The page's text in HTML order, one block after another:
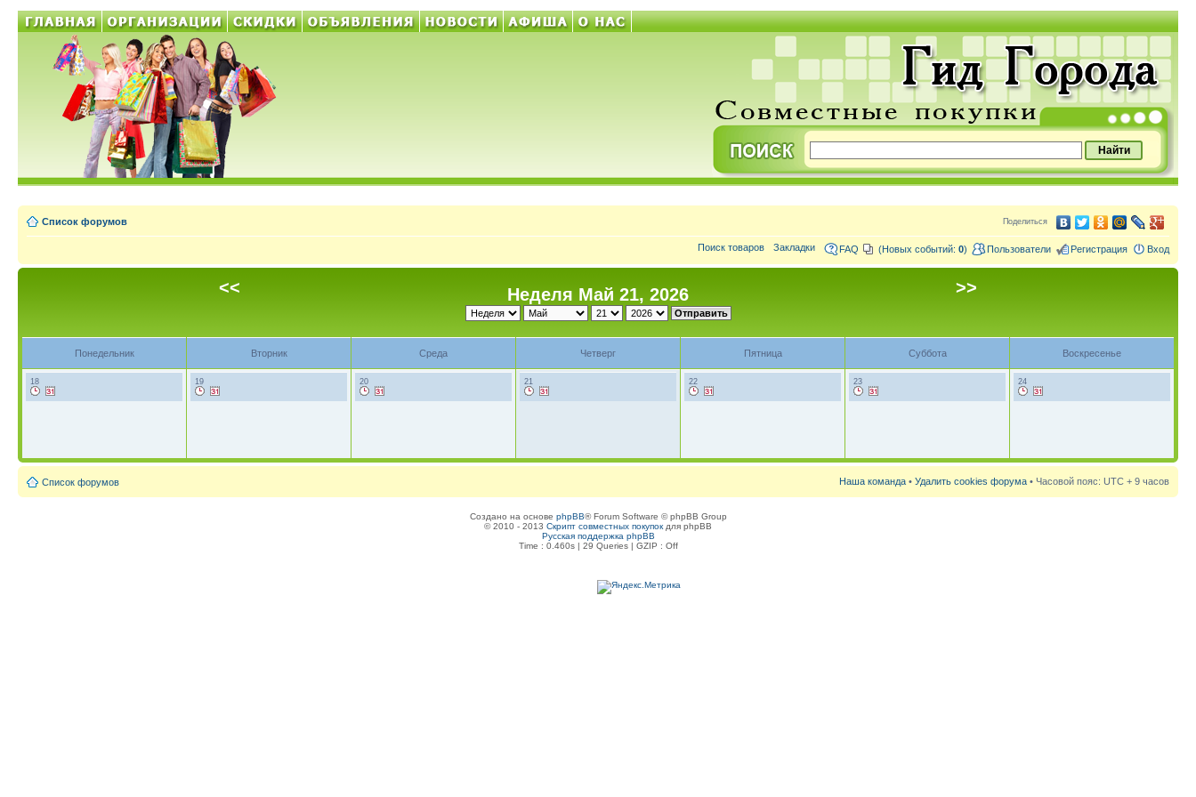
Список форумов Поделиться
FAQ (Новых событий: 0) Пользователи Регистрация Вход
Поиск товаров Закладки
<< Неделя Май 21, 2026 >>
Понедельник Вторник Среда Четверг Пятница Суббота Воскресенье
18 19 20 21 22 23 24
Список форумов Наша команда • Удалить cookies форума • Часовой пояс: UTC + 9 часов
Создано на основе phpBB® Forum Software © phpBB Group
© 2010 - 2013 Скрипт совместных покупок для phpBB
Русская поддержка phpBB
Time : 0.460s | 29 Queries | GZIP : Off